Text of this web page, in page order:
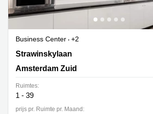
Business Center
+2
Strawinskylaan 3051,Atrium Building,
Strawinskylaan
Amsterdam Zuid
Ruimtes:
1 - 39
prijs pr. Ruimte pr. Maand: